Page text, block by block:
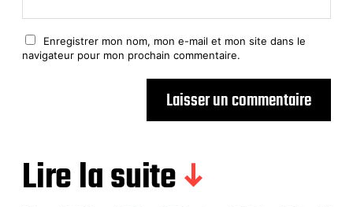
Enregistrer mon nom, mon e-mail et mon site dans le
navigateur pour mon prochain commentaire.
Lire la suite